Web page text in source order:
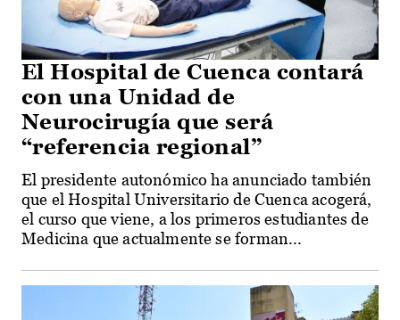
El Hospital de Cuenca contará
con una Unidad de
Neurocirugía que será
“referencia regional”
El presidente autonómico ha anunciado también
que el Hospital Universitario de Cuenca acogerá,
el curso que viene, a los primeros estudiantes de
Medicina que actualmente se forman...